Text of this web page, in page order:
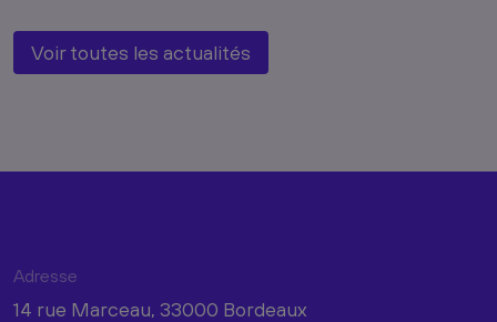
Voir toutes les actualités
Adresse
14 rue Marceau, 33000 Bordeaux